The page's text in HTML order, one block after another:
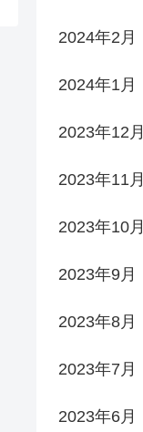
2024年2月
2024年1月
2023年12月
2023年11月
2023年10月
2023年9月
2023年8月
2023年7月
2023年6月